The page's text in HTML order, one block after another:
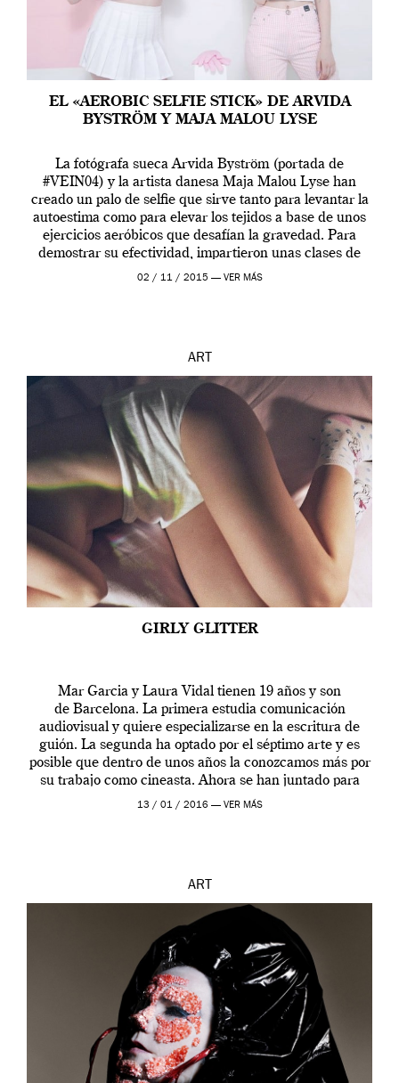
EL «AEROBIC SELFIE STICK» DE ARVIDA
BYSTRÖM Y MAJA MALOU LYSE
La fotógrafa sueca Arvida Byström (portada de
#VEIN04) y la artista danesa Maja Malou Lyse han
creado un palo de selfie que sirve tanto para levantar la
autoestima como para elevar los tejidos a base de unos
ejercicios aeróbicos que desafían la gravedad. Para
demostrar su efectividad, impartieron unas clases de
prueba en el Tate […]
02 / 11 / 2015 — VER MÁS
ART
GIRLY GLITTER
Mar Garcia y Laura Vidal tienen 19 años y son
de Barcelona. La primera estudia comunicación
audiovisual y quiere especializarse en la escritura de
guión. La segunda ha optado por el séptimo arte y es
posible que dentro de unos años la conozcamos más por
su trabajo como cineasta. Ahora se han juntado para
contarnos una […]
13 / 01 / 2016 — VER MÁS
ART